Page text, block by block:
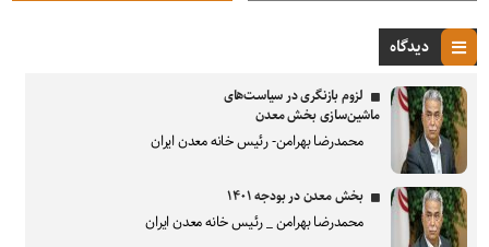
دیدگاه
لزوم بازنگری در سیاست‌های
ماشین‌سازی بخش معدن
محمدرضا بهرامن- رئیس خانه معدن ایران
بخش معدن در بودجه ۱۴۰۱
محمدرضا بهرامن _ رئیس خانه معدن ایران